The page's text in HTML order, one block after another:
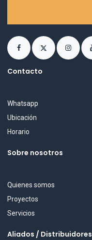
Contacto
Whatsapp
Ubicación
Horario
Sobre nosotros
Quienes somos
Proyectos
Servicios
Aliados / Distribuidores